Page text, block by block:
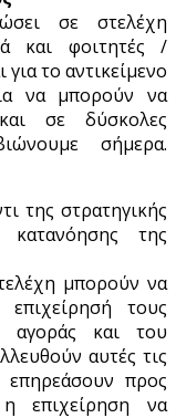
σε στελέχη
και φοιτητές /
το αντικείμενο
να μπορούν να
σε δύσκολες
σήμερα.
της στρατηγικής
της
μπορούν να
τους
αγοράς και του
αυτές τις
προς
επιχείρηση να